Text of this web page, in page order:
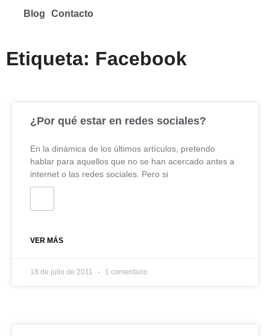
Blog Contacto
Etiqueta: Facebook
¿Por qué estar en redes sociales?
En la dinámica de los últimos artículos, pretendo
hablar para aquellos que no se han acercado antes a
internet o las redes sociales. Pero si
VER MÁS
18 de julio de 2011 1 comentario